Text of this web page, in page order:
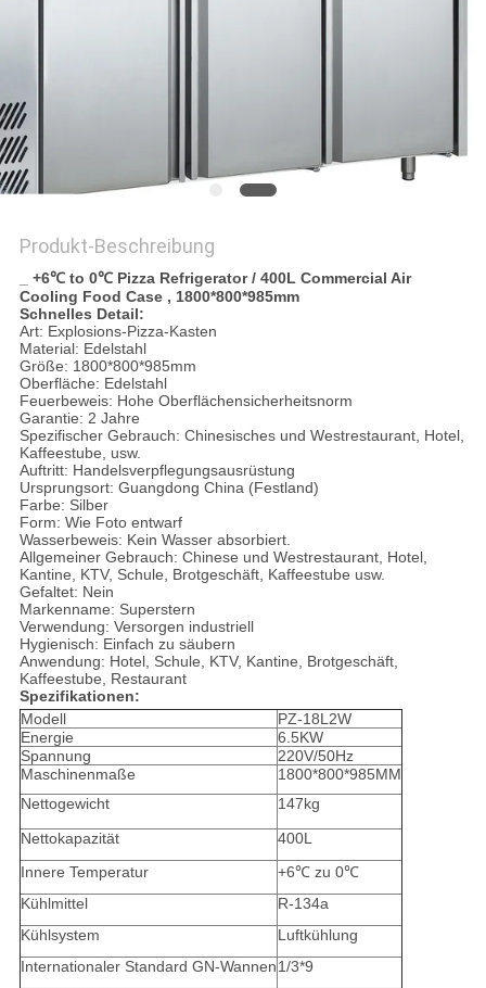
PRIVACY
POLICY
Produkt-Beschreibung
_ +6℃ to 0℃ Pizza Refrigerator / 400L Commercial Air
Cooling Food Case , 1800*800*985mm
Schnelles Detail:
Art: Explosions-Pizza-Kasten
Material: Edelstahl
Größe: 1800*800*985mm
Oberfläche: Edelstahl
Feuerbeweis: Hohe Oberflächensicherheitsnorm
Garantie: 2 Jahre
Spezifischer Gebrauch: Chinesisches und Westrestaurant, Hotel,
Kaffeestube, usw.
Auftritt: Handelsverpflegungsausrüstung
Ursprungsort: Guangdong China (Festland)
Farbe: Silber
Form: Wie Foto entwarf
Wasserbeweis: Kein Wasser absorbiert.
Allgemeiner Gebrauch: Chinese und Westrestaurant, Hotel,
Kantine, KTV, Schule, Brotgeschäft, Kaffeestube usw.
Gefaltet: Nein
Markenname: Superstern
Verwendung: Versorgen industriell
Hygienisch: Einfach zu säubern
Anwendung: Hotel, Schule, KTV, Kantine, Brotgeschäft,
Kaffeestube, Restaurant
Spezifikationen:
Modell
PZ-18L2W
Energie
6.5KW
Spannung
220V/50Hz
Maschinenmaße
1800*800*985MM
Nettogewicht
147kg
Nettokapazität
400L
Innere Temperatur
+6℃ zu 0℃
Kühlmittel
R-134a
Kühlsystem
Luftkühlung
Internationaler Standard GN-Wannen1/3*9